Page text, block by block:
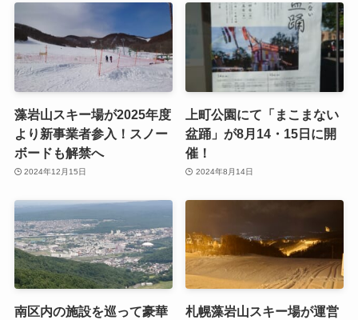
藻岩山スキー場が2025年度
より新事業者参入！スノー
ボードも解禁へ
2024年12月15日
上町公園にて「まこまない
盆踊」が8月14・15日に開
催！
2024年8月14日
南区内の施設を巡って豪華
札幌藻岩山スキー場が運営